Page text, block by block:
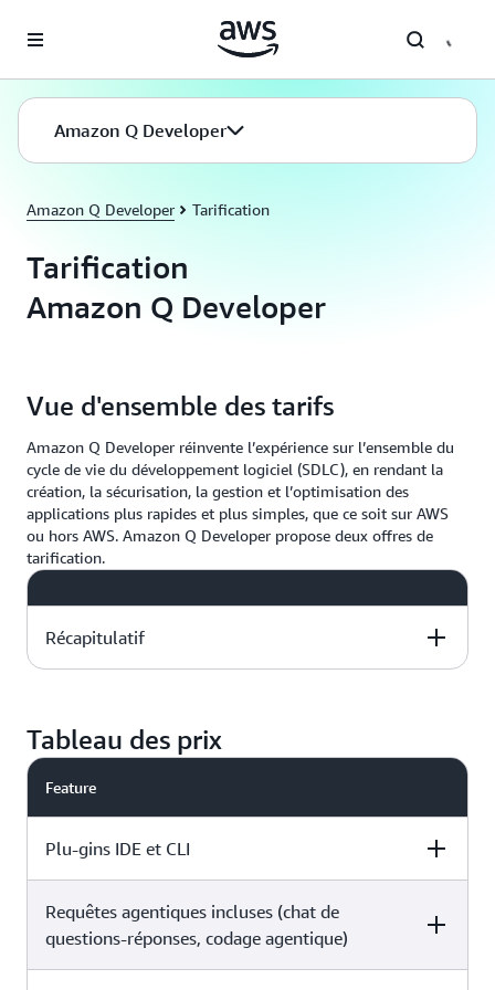
Amazon Q Developer
Amazon Q Developer Tarification
Tarification
Amazon Q Developer
Vue d'ensemble des tarifs
Amazon Q Developer réinvente l’expérience sur l’ensemble du
cycle de vie du développement logiciel (SDLC), en rendant la
création, la sécurisation, la gestion et l’optimisation des
applications plus rapides et plus simples, que ce soit sur AWS
ou hors AWS. Amazon Q Developer propose deux offres de
tarification.
Récapitulatif
capabilities at zero
Requêtes
agentiques
mensuelles
limitées
L’offre gratuite inclut les éléments
Augmentation des limites
pour les requêtes agentiques
Tableau des prix
Feature
Plu-gins IDE et CLI
Free Pro
Requêtes agentiques incluses (chat de
questions-réponses, codage agentique)